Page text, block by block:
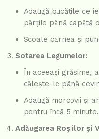
Adaugă bucățile de
părțile până capătă
Scoate carnea și
Sotarea Legumelor:
În aceeași grăsime,
călește-le până
Adaugă morcovii și
pentru încă 5 minute.
Adăugarea Roșiilor și